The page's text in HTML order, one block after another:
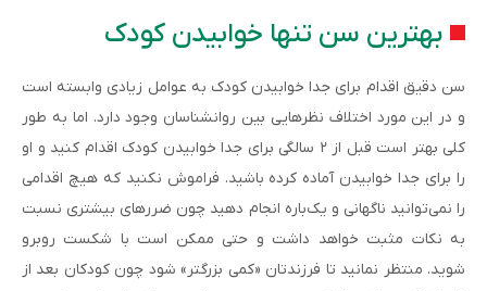
بهترین سن تنها خوابیدن کودک
سن دقیق اقدام برای جدا خوابیدن کودک به عوامل زیادی وابسته است
و در این مورد اختلاف نظرهایی بین روانشناسان وجود دارد. اما به طور
کلی بهتر است قبل از ۲ سالگی برای جدا خوابیدن کودک اقدام کنید و او
را برای جدا خوابیدن آماده کرده باشید. فراموش نکنید که هیچ اقدامی
را نمی‌توانید ناگهانی و یک‌باره انجام دهید چون ضررهای بیشتری نسبت
به نکات مثبت خواهد داشت و حتی ممکن است با شکست روبرو
شوید. منتظر نمانید تا فرزندتان «کمی بزرگتر» شود چون کودکان بعد از